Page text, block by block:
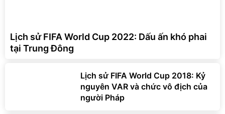
Lịch sử FIFA World Cup 2022: Dấu ấn khó phai
tại Trung Đông
Lịch sử FIFA World Cup 2018: Kỷ
nguyên VAR và chức vô địch của
người Pháp